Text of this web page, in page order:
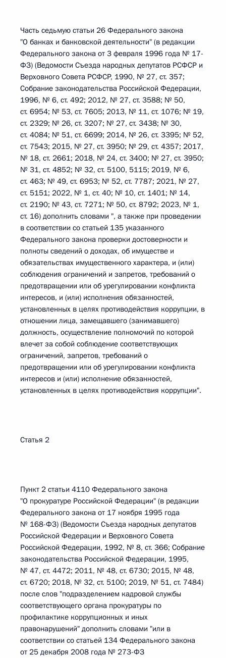
Часть седьмую статьи 26 Федерального закона
"О банках и банковской деятельности" (в редакции
Федерального закона от 3 февраля 1996 года № 17-
ФЗ) (Ведомости Съезда народных депутатов РСФСР и
Верховного Совета РСФСР, 1990, № 27, ст. 357;
Собрание законодательства Российской Федерации,
1996, № 6, ст. 492; 2012, № 27, ст. 3588; № 50,
ст. 6954; № 53, ст. 7605; 2013, № 11, ст. 1076; № 19,
ст. 2329; № 26, ст. 3207; № 27, ст. 3438; № 30,
ст. 4084; № 51, ст. 6699; 2014, № 26, ст. 3395; № 52,
ст. 7543; 2015, № 27, ст. 3950; № 29, ст. 4357; 2017,
№ 18, ст. 2661; 2018, № 24, ст. 3400; № 27, ст. 3950;
№ 31, ст. 4852; № 32, ст. 5100, 5115; 2019, № 6,
ст. 463; № 49, ст. 6953; № 52, ст. 7787; 2021, № 27,
ст. 5151; 2022, № 1, ст. 40; № 10, ст. 1401; № 14,
ст. 2190; № 43, ст. 7271; № 50, ст. 8792; 2023, № 1,
ст. 16) дополнить словами ", а также при проведении
в соответствии со статьей 135 указанного
Федерального закона проверки достоверности и
полноты сведений о доходах, об имуществе и
обязательствах имущественного характера, и (или)
соблюдения ограничений и запретов, требований о
предотвращении или об урегулировании конфликта
интересов, и (или) исполнения обязанностей,
установленных в целях противодействия коррупции, в
отношении лица, замещавшего (занимавшего)
должность, осуществление полномочий по которой
влечет за собой соблюдение соответствующих
ограничений, запретов, требований о
предотвращении или об урегулировании конфликта
интересов и (или) исполнение обязанностей,
установленных в целях противодействия коррупции".
Статья 2
Пункт 2 статьи 4110 Федерального закона
"О прокуратуре Российской Федерации" (в редакции
Федерального закона от 17 ноября 1995 года
№ 168-ФЗ) (Ведомости Съезда народных депутатов
Российской Федерации и Верховного Совета
Российской Федерации, 1992, № 8, ст. 366; Собрание
законодательства Российской Федерации, 1995,
№ 47, ст. 4472; 2011, № 48, ст. 6730; 2015, № 48,
ст. 6720; 2018, № 32, ст. 5100; 2019, № 51, ст. 7484)
после слов "подразделением кадровой службы
соответствующего органа прокуратуры по
профилактике коррупционных и иных
правонарушений" дополнить словами "или в
соответствии со статьей 134 Федерального закона
от 25 декабря 2008 года № 273-ФЗ